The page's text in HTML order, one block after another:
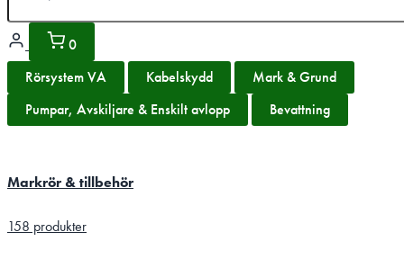
0
Rörsystem VA
Kabelskydd
Mark & Grund
Pumpar, Avskiljare & Enskilt avlopp
Bevattning
Markrör & tillbehör
158 produkter